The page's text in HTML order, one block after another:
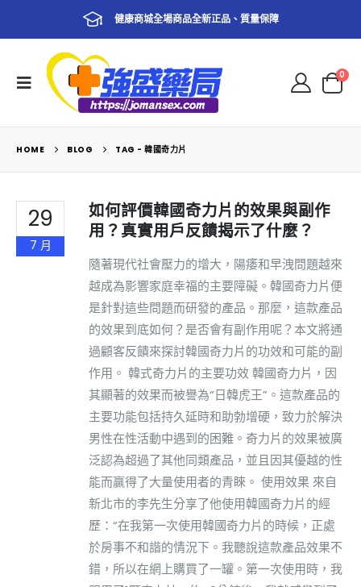
健康商城全場商品全新正品、質量保障
0
HOME BLOG TAG - 韓國奇力片
29
7 月
如何評價韓國奇力片的效果與副作
用？真實用戶反饋揭示了什麼？
隨著現代社會壓力的增大，陽痿和早洩問題越來
越成為影響家庭幸福的主要障礙。韓國奇力片便
是針對這些問題而研發的產品。那麼，這款產品
的效果到底如何？是否會有副作用呢？本文將通
過顧客反饋來探討韓國奇力片的功效和可能的副
作用。 韓式奇力片的主要功效 韓國奇力片，因
其顯著的效果而被譽為“日韓虎王”。這款產品的
主要功能包括持久延時和助勃增硬，致力於解決
男性在性活動中遇到的困難。奇力片的效果被廣
泛認為超過了其他同類產品，並且因其優越的性
能而贏得了大量使用者的青睞。 使用效果 來自
新北市的李先生分享了他使用韓國奇力片的經
歷：“在我第一次使用韓國奇力片的時候，正處
於房事不和諧的情況下。我聽說這款產品效果不
錯，所以在網上購買了一罐。第一次使用時，我